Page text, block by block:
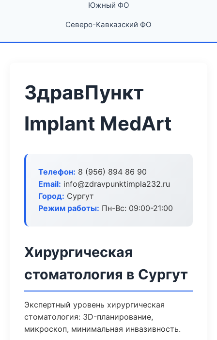
Южный ФО
Северо-Кавказский ФО
ЗдравПункт
Implant MedArt
Телефон: 8 (956) 894 86 90
Email: info@zdravpunktimpla232.ru
Город: Сургут
Режим работы: Пн-Вс: 09:00-21:00
Хирургическая
стоматология в Сургут
Экспертный уровень хирургическая
стоматология: 3D-планирование,
микроскоп, минимальная инвазивность.